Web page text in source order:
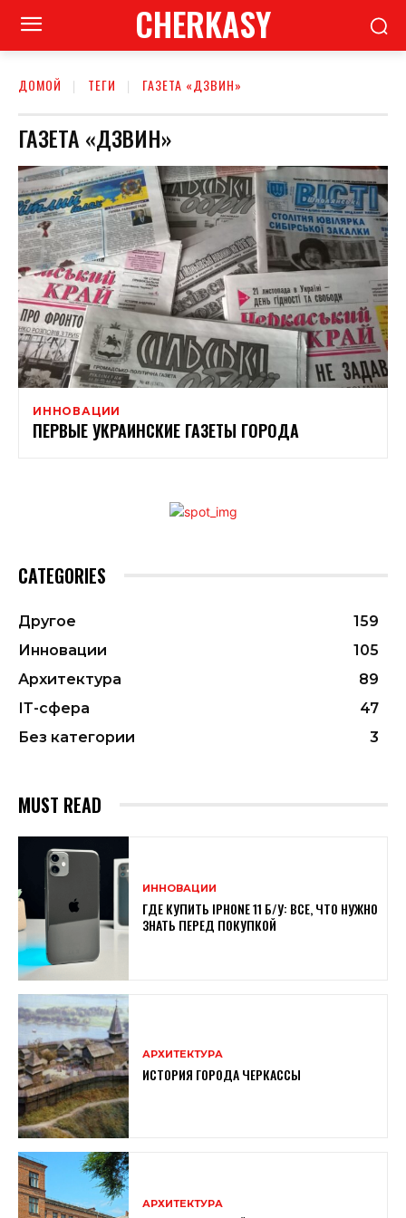
CHERKASY
ДОМОЙ ТЕГИ ГАЗЕТА «ДЗВИН»
ГАЗЕТА «ДЗВИН»
ИННОВАЦИИ
ПЕРВЫЕ УКРАИНСКИЕ ГАЗЕТЫ ГОРОДА
CATEGORIES
Другое
159
Инновации
105
Архитектура
89
ІТ-сфера
47
Без категории
3
MUST READ
ИННОВАЦИИ
ГДЕ КУПИТЬ IPHONE 11 Б/У: ВСЕ, ЧТО НУЖНО
ЗНАТЬ ПЕРЕД ПОКУПКОЙ
АРХИТЕКТУРА
ИСТОРИЯ ГОРОДА ЧЕРКАССЫ
АРХИТЕКТУРА